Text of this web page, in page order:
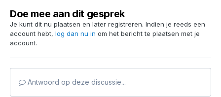
Doe mee aan dit gesprek
Je kunt dit nu plaatsen en later registreren. Indien je reeds een
account hebt, log dan nu in om het bericht te plaatsen met je
account.
Antwoord op deze discussie...